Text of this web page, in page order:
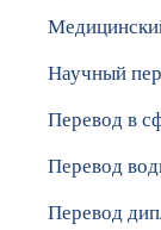
Научный
Перевод в
Перевод
Перевод